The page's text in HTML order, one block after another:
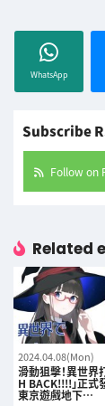
WhatsApp
Subscribe
Follow on
Related
2024.04.08(Mon)
滑動狙擊！異世界
H BACK!!!!」正式
東京遊戲地下…